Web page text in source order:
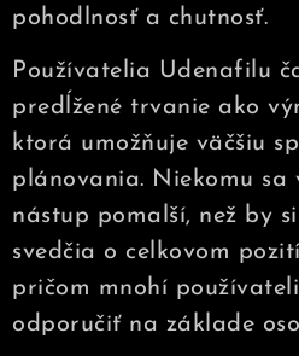
pohodlnosť a chutnosť.
Používatelia Udenafilu
predĺžené trvanie ako
ktorá umožňuje väčšiu
plánovania. Niekomu sa
nástup pomalší, než by
svedčia o celkovom
pričom mnohí
odporučiť na základe